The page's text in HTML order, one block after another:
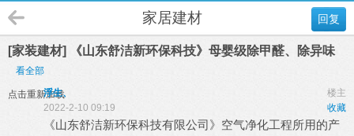
回复
家居建材
[家装建材] 《山东舒洁新环保科技》母婴级除甲醛、除异味
看全部
点击重新加载 楼主
浮生、
收藏
2022-2-10 09:19
《山东舒洁新环保科技有限公司》空气净化工程所用的产